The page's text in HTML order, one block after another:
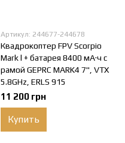
Артикул: 244677-244678
Квадрокоптер FPV Scorpio
Mark l + батарея 8400 мА·ч с
рамой GEPRC MARK4 7", VTX
5.8GHz, ERLS 915
11 200 грн
Купить